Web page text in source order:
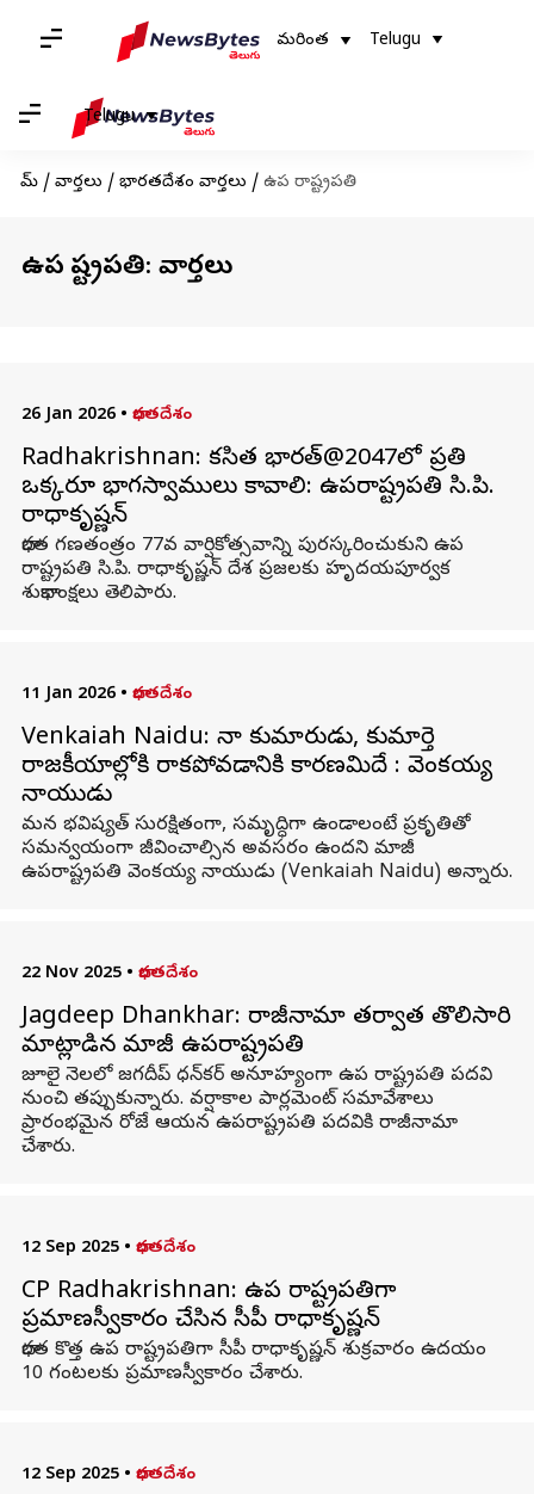
మరింత Telugu
Telugu
హోమ్ / వార్తలు / భారతదేశం వార్తలు / ఉప రాష్ట్రపతి
ఉప రాష్ట్రపతి: వార్తలు
26 Jan 2026 • భారతదేశం
Radhakrishnan: వికసిత భారత్@2047లో ప్రతి
ఒక్కరూ భాగస్వాములు కావాలి: ఉపరాష్ట్రపతి సి.పి.
రాధాకృష్ణన్
భారత గణతంత్రం 77వ వార్షికోత్సవాన్ని పురస్కరించుకుని ఉప
రాష్ట్రపతి సి.పి. రాధాకృష్ణన్ దేశ ప్రజలకు హృదయపూర్వక
శుభాకాంక్షలు తెలిపారు.
11 Jan 2026 • భారతదేశం
Venkaiah Naidu: నా కుమారుడు, కుమార్తె
రాజకీయాల్లోకి రాకపోవడానికి కారణమిదే : వెంకయ్య
నాయుడు
మన భవిష్యత్‌ సురక్షితంగా, సమృద్ధిగా ఉండాలంటే ప్రకృతితో
సమన్వయంగా జీవించాల్సిన అవసరం ఉందని మాజీ
ఉపరాష్ట్రపతి వెంకయ్య నాయుడు (Venkaiah Naidu) అన్నారు.
22 Nov 2025 • భారతదేశం
Jagdeep Dhankhar: రాజీనామా తర్వాత తొలిసారి
మాట్లాడిన మాజీ ఉపరాష్ట్రపతి
జూలై నెలలో జగదీప్ ధన్‌కర్ అనూహ్యంగా ఉప రాష్ట్రపతి పదవి
నుంచి తప్పుకున్నారు. వర్షాకాల పార్లమెంట్ సమావేశాలు
ప్రారంభమైన రోజే ఆయన ఉపరాష్ట్రపతి పదవికి రాజీనామా
చేశారు.
12 Sep 2025 • భారతదేశం
CP Radhakrishnan: ఉప రాష్ట్రపతిగా
ప్రమాణస్వీకారం చేసిన సీపీ రాధాకృష్ణన్‌
భారత కొత్త ఉప రాష్ట్రపతిగా సీపీ రాధాకృష్ణన్‌ శుక్రవారం ఉదయం
10 గంటలకు ప్రమాణస్వీకారం చేశారు.
12 Sep 2025 • భారతదేశం